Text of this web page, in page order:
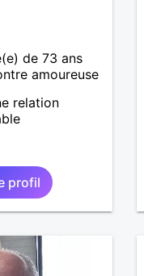
de 73 ans
amoureuse
relation
profil